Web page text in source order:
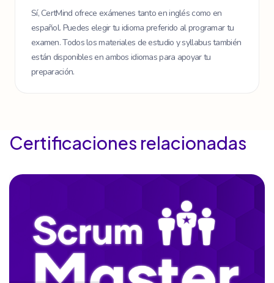
Sí, CertMind ofrece exámenes tanto en inglés como en
español. Puedes elegir tu idioma preferido al programar tu
examen. Todos los materiales de estudio y syllabus también
están disponibles en ambos idiomas para apoyar tu
preparación.
Certificaciones relacionadas